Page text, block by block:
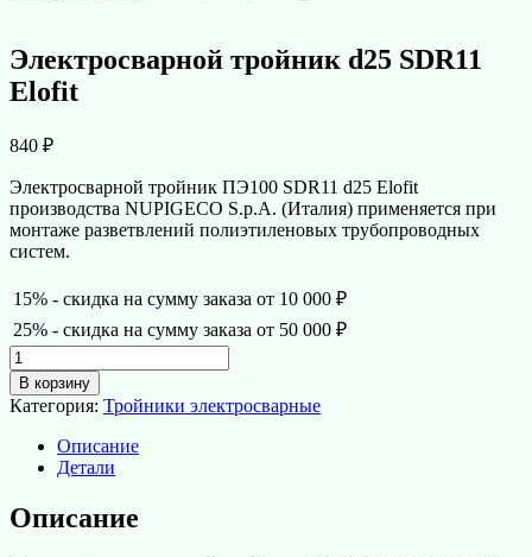
Электросварной тройник d25 SDR11
Elofit
840 ₽
Электросварной тройник ПЭ100 SDR11 d25 Elofit
производства NUPIGECO S.p.A. (Италия) применяется при
монтаже разветвлений полиэтиленовых трубопроводных
систем.
15% - скидка на сумму заказа от 10 000 ₽
25% - скидка на сумму заказа от 50 000 ₽
Количество
товара
Электросварной
тройник
SDR11
В корзину
Категория: Тройники электросварные
Описание
Детали
Описание